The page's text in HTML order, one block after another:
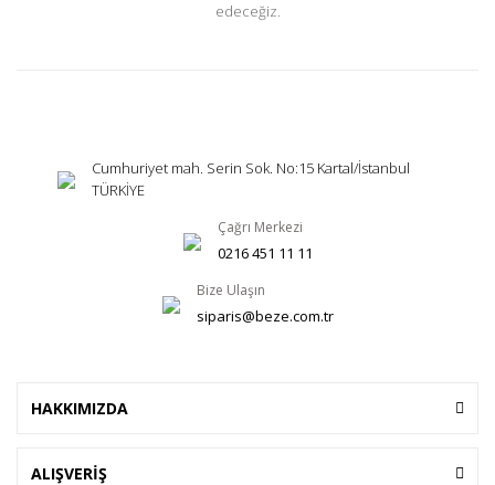
edeceğiz.
Cumhuriyet mah. Serin Sok. No:15 Kartal/İstanbul
TÜRKİYE
Çağrı Merkezi
0216 451 11 11
Bize Ulaşın
siparis@beze.com.tr
HAKKIMIZDA
ALIŞVERİŞ